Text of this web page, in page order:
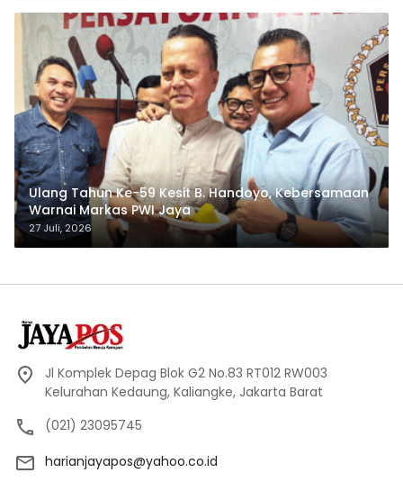
Ulang Tahun Ke-59 Kesit B. Handoyo, Kebersamaan
Warnai Markas PWI Jaya
27 Juli, 2026
Jl Komplek Depag Blok G2 No.83 RT012 RW003
Kelurahan Kedaung, Kaliangke, Jakarta Barat
(021) 23095745
harianjayapos@yahoo.co.id